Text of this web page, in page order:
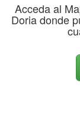
Acceda al
Doria donde